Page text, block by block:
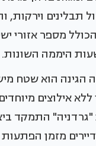
תבלינים וירקות,
מספר אזורי
היממה השונות.
הוא שטח
אילוצים
התמקד
מזמן